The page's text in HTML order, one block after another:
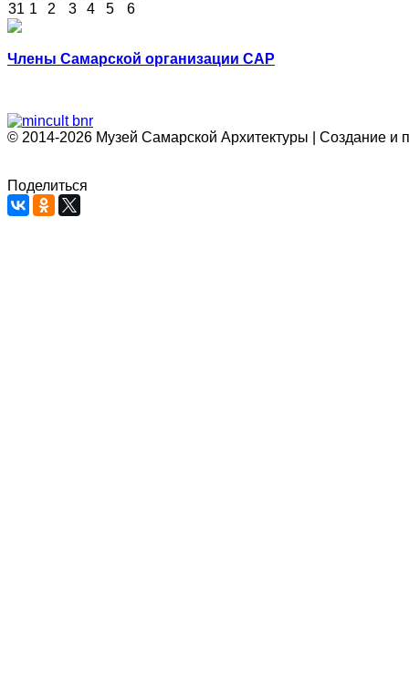
31 1 2 3 4 5 6
Члены Самарской организации САР
© 2014-2026 Музей Самарской Архитектуры | Создание и
Поделиться